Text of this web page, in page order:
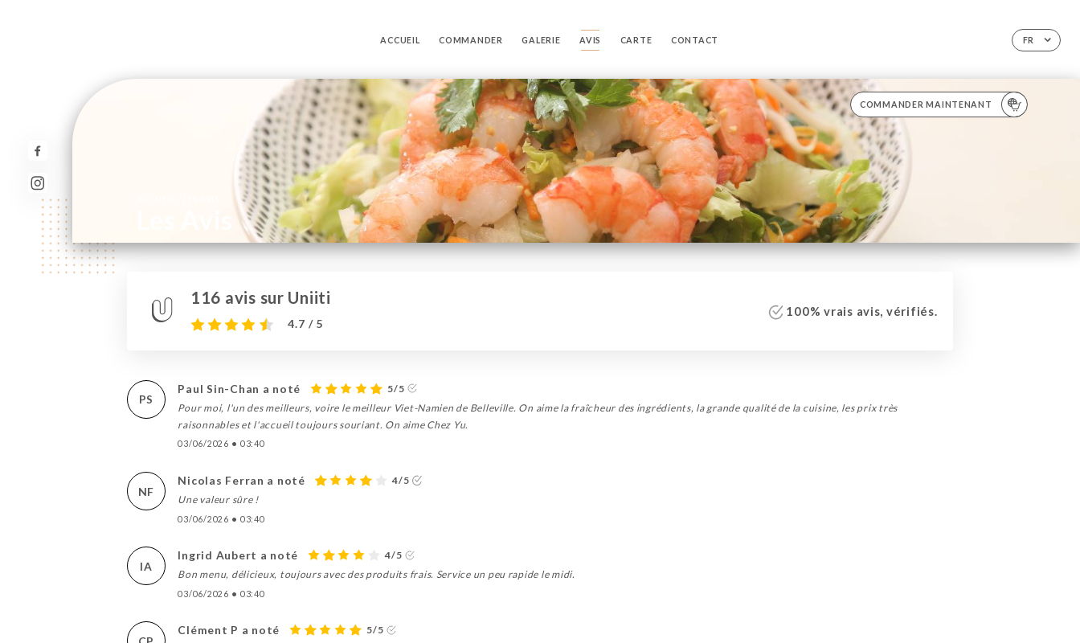
FR
ACCUEIL COMMANDER GALERIE AVIS CARTE CONTACT
COMMANDER MAINTENANT
116 avis sur Uniiti
4.7 / 5
100% vrais avis, vérifiés.
PS
Paul Sin-Chan a noté
5/5
Pour moi, l'un des meilleurs, voire le meilleur Viet-Namien de Belleville. On aime la fraîcheur des ingrédients, la grande qualité de la cuisine, les prix très
raisonnables et l'accueil toujours souriant. On aime Chez Yu.
03/06/2026 • 03:40
NF
Nicolas Ferran a noté
4/5
Une valeur sûre !
03/06/2026 • 03:40
IA
Ingrid Aubert a noté
4/5
Bon menu, délicieux, toujours avec des produits frais. Service un peu rapide le midi.
03/06/2026 • 03:40
Clément P a noté
5/5